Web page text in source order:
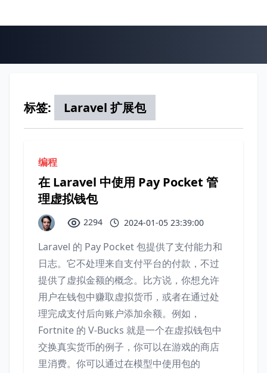
标签: Laravel 扩展包
编程
在 Laravel 中使用 Pay Pocket 管
理虚拟钱包
2294 2024-01-05 23:39:00
Laravel 的 Pay Pocket 包提供了支付能力和
日志。它不处理来自支付平台的付款，不过
提供了虚拟金额的概念。比方说，你想允许
用户在钱包中赚取虚拟货币，或者在通过处
理完成支付后向账户添加余额。例如，
Fortnite 的 V-Bucks 就是一个在虚拟钱包中
交换真实货币的例子，你可以在游戏的商店
里消费。你可以通过在模型中使用包的